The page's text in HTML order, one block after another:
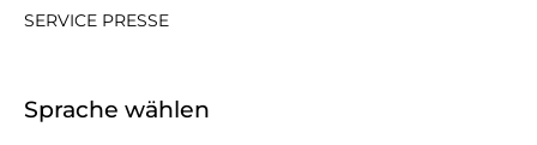
SERVICE PRESSE
Sprache wählen